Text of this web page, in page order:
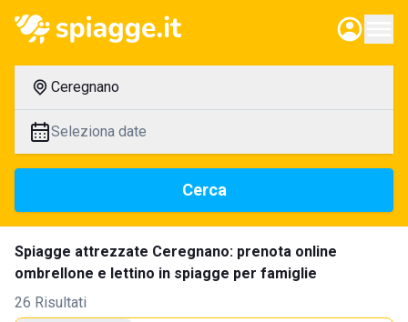
Ceregnano
Seleziona date
Cerca
Spiagge attrezzate Ceregnano: prenota online
ombrellone e lettino in spiagge per famiglie
26 Risultati